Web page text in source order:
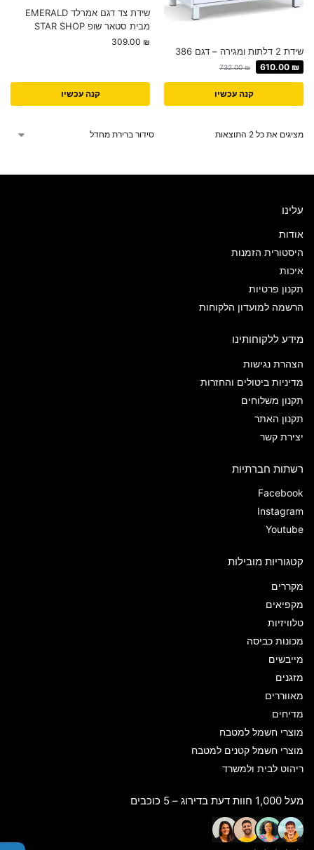
שידת 2 דלתות ומגירה – דגם 386
732.00₪ 610.00 ₪
קנה עכשיו
שידת צד דגם אמרלד EMERALD
מבית סטאר שופ STAR SHOP
309.00 ₪
קנה עכשיו
מציגים את כל ⁦2⁩ התוצאות
עלינו
אודות
היסטורית הזמנות
איכות
תקנון פרטיות
הרשמה למועדון הלקוחות
מידע ללקוחותינו
הצהרת נגישות
מדיניות ביטולים והחזרות
תקנון משלוחים
תקנון האתר
יצירת קשר
רשתות חברתיות
Facebook
Instagram
Youtube
קטגוריות מובילות
מקררים
מקפיאים
טלוויזיות
מכונות כביסה
מייבשים
מזגנים
מאווררים
מדיחים
מוצרי חשמל למטבח
מוצרי חשמל קטנים למטבח
ריהוט לבית ולמשרד
מעל 1,000 חוות דעת בדירוג – 5 כוכבים